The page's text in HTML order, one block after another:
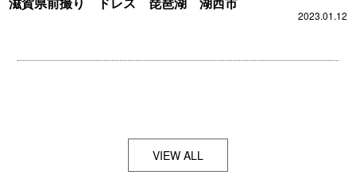
2023.01.12
VIEW ALL